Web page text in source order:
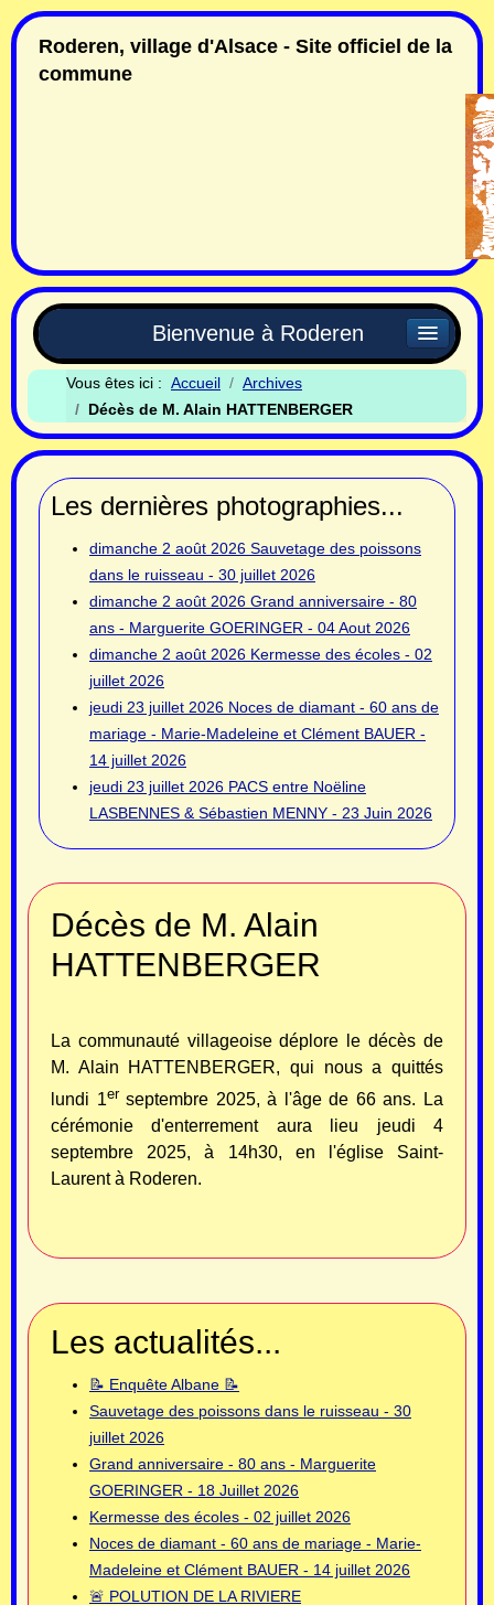
Roderen, village d'Alsace - Site officiel de la
commune
Bienvenue à Roderen
Vous êtes ici : Accueil
Archives
Décès de M. Alain HATTENBERGER
Les dernières photographies...
dimanche 2 août 2026 Sauvetage des poissons
dans le ruisseau - 30 juillet 2026
dimanche 2 août 2026 Grand anniversaire - 80
ans - Marguerite GOERINGER - 04 Aout 2026
dimanche 2 août 2026 Kermesse des écoles - 02
juillet 2026
jeudi 23 juillet 2026 Noces de diamant - 60 ans de
mariage - Marie-Madeleine et Clément BAUER -
14 juillet 2026
jeudi 23 juillet 2026 PACS entre Noëline
LASBENNES & Sébastien MENNY - 23 Juin 2026
Décès de M. Alain
HATTENBERGER
La communauté villageoise déplore le décès de
M. Alain HATTENBERGER, qui nous a quittés
lundi 1er septembre 2025, à l'âge de 66ans. La
cérémonie d'enterrement aura lieu jeudi 4
septembre 2025, à 14h30, en l'église Saint-
Laurent à Roderen.
Les actualités...
📝 Enquête Albane 📝
Sauvetage des poissons dans le ruisseau - 30
juillet 2026
Grand anniversaire - 80 ans - Marguerite
GOERINGER - 18 Juillet 2026
Kermesse des écoles - 02 juillet 2026
Noces de diamant - 60 ans de mariage - Marie-
Madeleine et Clément BAUER - 14 juillet 2026
🚨 POLUTION DE LA RIVIERE